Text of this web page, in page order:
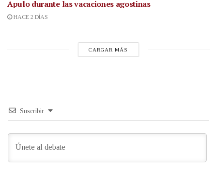
Apulo durante las vacaciones agostinas
HACE 2 DÍAS
CARGAR MÁS
Suscribir